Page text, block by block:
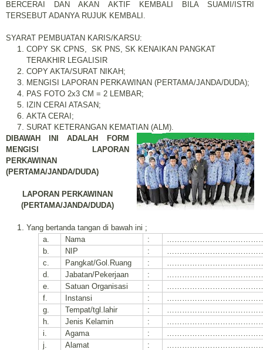
BERCERAI DAN AKAN AKTIF KEMBALI BILA SUAMI/ISTRI
TERSEBUT ADANYA RUJUK KEMBALI.
SYARAT PEMBUATAN KARIS/KARSU:
COPY SK CPNS, SK PNS, SK KENAIKAN PANGKAT
TERAKHIR LEGALISIR
COPY AKTA/SURAT NIKAH;
MENGISI LAPORAN PERKAWINAN (PERTAMA/JANDA/DUDA);
PAS FOTO 2x3 CM = 2 LEMBAR;
IZIN CERAI ATASAN;
AKTA CERAI;
SURAT KETERANGAN KEMATIAN (ALM).
DIBAWAH INI ADALAH FORM
MENGISI LAPORAN
PERKAWINAN
(PERTAMA/JANDA/DUDA)
LAPORAN PERKAWINAN
(PERTAMA/JANDA/DUDA)
Yang bertanda tangan di bawah ini ;
a.
Nama :
b.
NIP :
c.
Pangkat/Gol.Ruang :
d.
Jabatan/Pekerjaan :
e.
Satuan Organisasi :
f.
Instansi :
g.
Tempat/tgl.lahir :
h.
Jenis Kelamin :
i.
Agama :
j.
Alamat :